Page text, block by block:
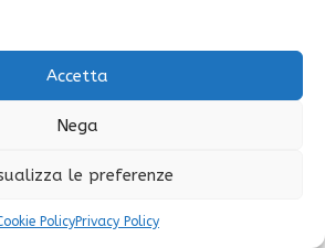
Accetta
Nega
le preferenze
PolicyPrivacy Policy